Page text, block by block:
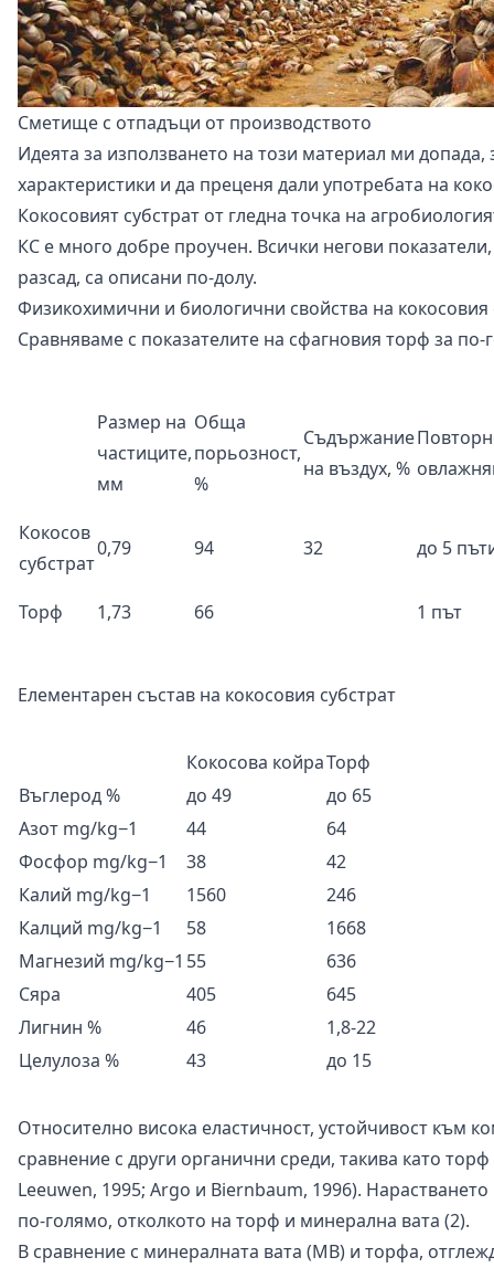
Сметище с отпадъци от производството
Идеята за използването на този материал ми допада,
характеристики и да преценя дали употребата на
Кокосовият субстрат от гледна точка на
КС е много добре проучен. Всички негови
разсад, са описани по-долу.
Физикохимични и биологични свойства на кокосовия
Сравняваме с показателите на сфагновия торф за
Размер на
частиците,
мм
Обща
порьозност,
%
Съдържание
на въздух, %
Кокосов
субстрат
0,79 94 32 до 5
Торф 1,73 66 1 път
Елементарен състав на кокосовия субстрат
Кокосова койраТорф
Въглерод %
до 49
до 65
Азот mg/kg−1
44
64
Фосфор mg/kg−1
38
42
Калий mg/kg−1
1560
246
Калций mg/kg−1
58
1668
Магнезий mg/kg−1 55
636
Сяра
405
645
Лигнин %
46
1,8-22
Целулоза %
43 до 15
Относително висока еластичност, устойчивост към
сравнение с други органични среди, такива като
Leeuwen, 1995; Argo и Biernbaum, 1996).
по-голямо, отколкото на торф и минерална вата (2).
В сравнение с минералната вата (МВ) и торфа,